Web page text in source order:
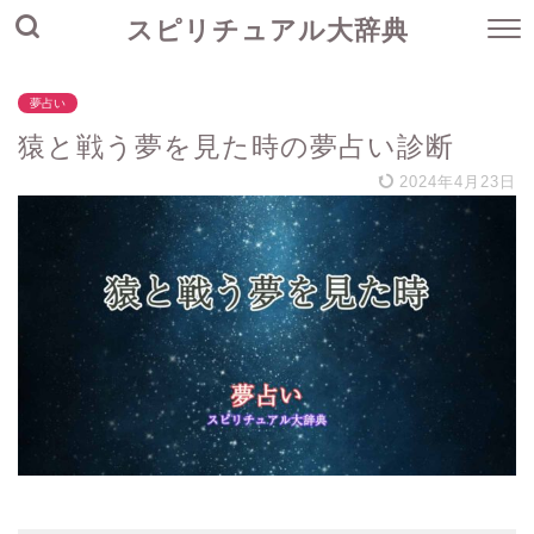
スピリチュアル大辞典
夢占い
猿と戦う夢を見た時の夢占い診断
2024年4月23日